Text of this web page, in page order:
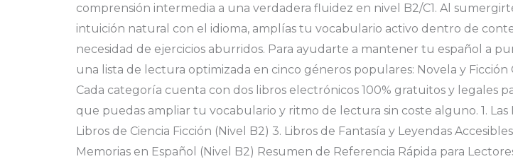
comprensión intermedia a una verdadera fluidez en nivel B2/C1. Al
intuición natural con el idioma, amplías tu vocabulario activo dentro de
necesidad de ejercicios aburridos. Para ayudarte a mantener tu español a
una lista de lectura optimizada en cinco géneros populares: Novela y Ficción
Cada categoría cuenta con dos libros electrónicos 100% gratuitos y legales
que puedas ampliar tu vocabulario y ritmo de lectura sin coste alguno. 1. Las
Libros de Ciencia Ficción (Nivel B2) 3. Libros de Fantasía y Leyendas
Memorias en Español (Nivel B2) Resumen de Referencia Rápida para
Verano)